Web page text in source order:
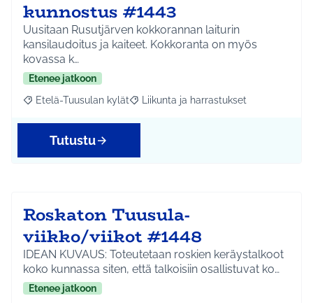
kunnostus #1443
Uusitaan Rusutjärven kokkorannan laiturin
kansilaudoitus ja kaiteet. Kokkoranta on myös
kovassa k…
Etenee jatkoon
Rajaa tulokset aihepiirin mukaan: Etelä-Tuusulan kylät
Etelä-Tuusulan kylät Rajaa tulokset teeman mukaan:
Liikunta ja harrastukset
Tutustu
Roskaton Tuusula-
viikko/viikot #1448
IDEAN KUVAUS: Toteutetaan roskien keräystalkoot
koko kunnassa siten, että talkoisiin osallistuvat ko…
Etenee jatkoon